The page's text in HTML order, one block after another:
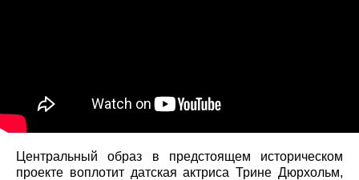
Центральный образ в предстоящем историческом
проекте воплотит датская актриса Трине Дюрхольм,